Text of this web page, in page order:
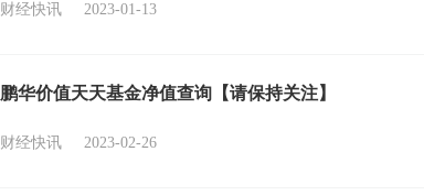
财经快讯 2023-01-13
鹏华价值天天基金净值查询【请保持关注】
财经快讯 2023-02-26